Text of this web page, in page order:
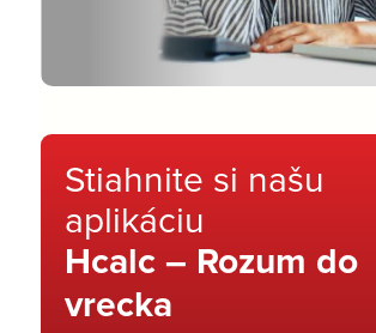
Stiahnite si našu
aplikáciu
Hcalc – Rozum do
vrecka